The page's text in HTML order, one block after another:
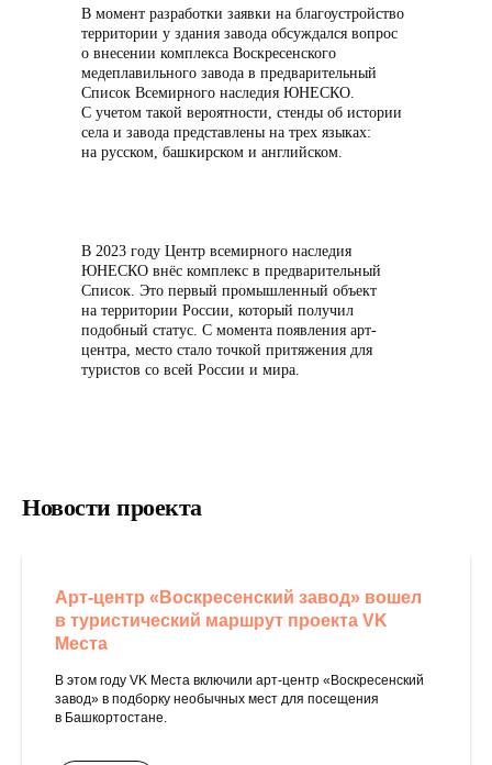
В 2023 году Центр всемирного наследия
ЮНЕСКО внёс комплекс в предварительный
Список. Это первый промышленный объект
на территории России, который получил
подобный статус. С момента появления арт-
центра, место стало точкой притяжения для
туристов со всей России и мира.
В момент разработки заявки на благоустройство
территории у здания завода обсуждался вопрос
о внесении комплекса Воскресенского
медеплавильного завода в предварительный
Список Всемирного наследия ЮНЕСКО.
С учетом такой вероятности, стенды об истории
села и завода представлены на трех языках:
на русском, башкирском и английском.
Новости проекта
Арт-центр «Воскресенский завод» вошел
в туристический маршрут проекта VK
Места
В этом году VK Места включили арт-центр «Воскресенский
завод» в подборку необычных мест для посещения
в Башкортостане.